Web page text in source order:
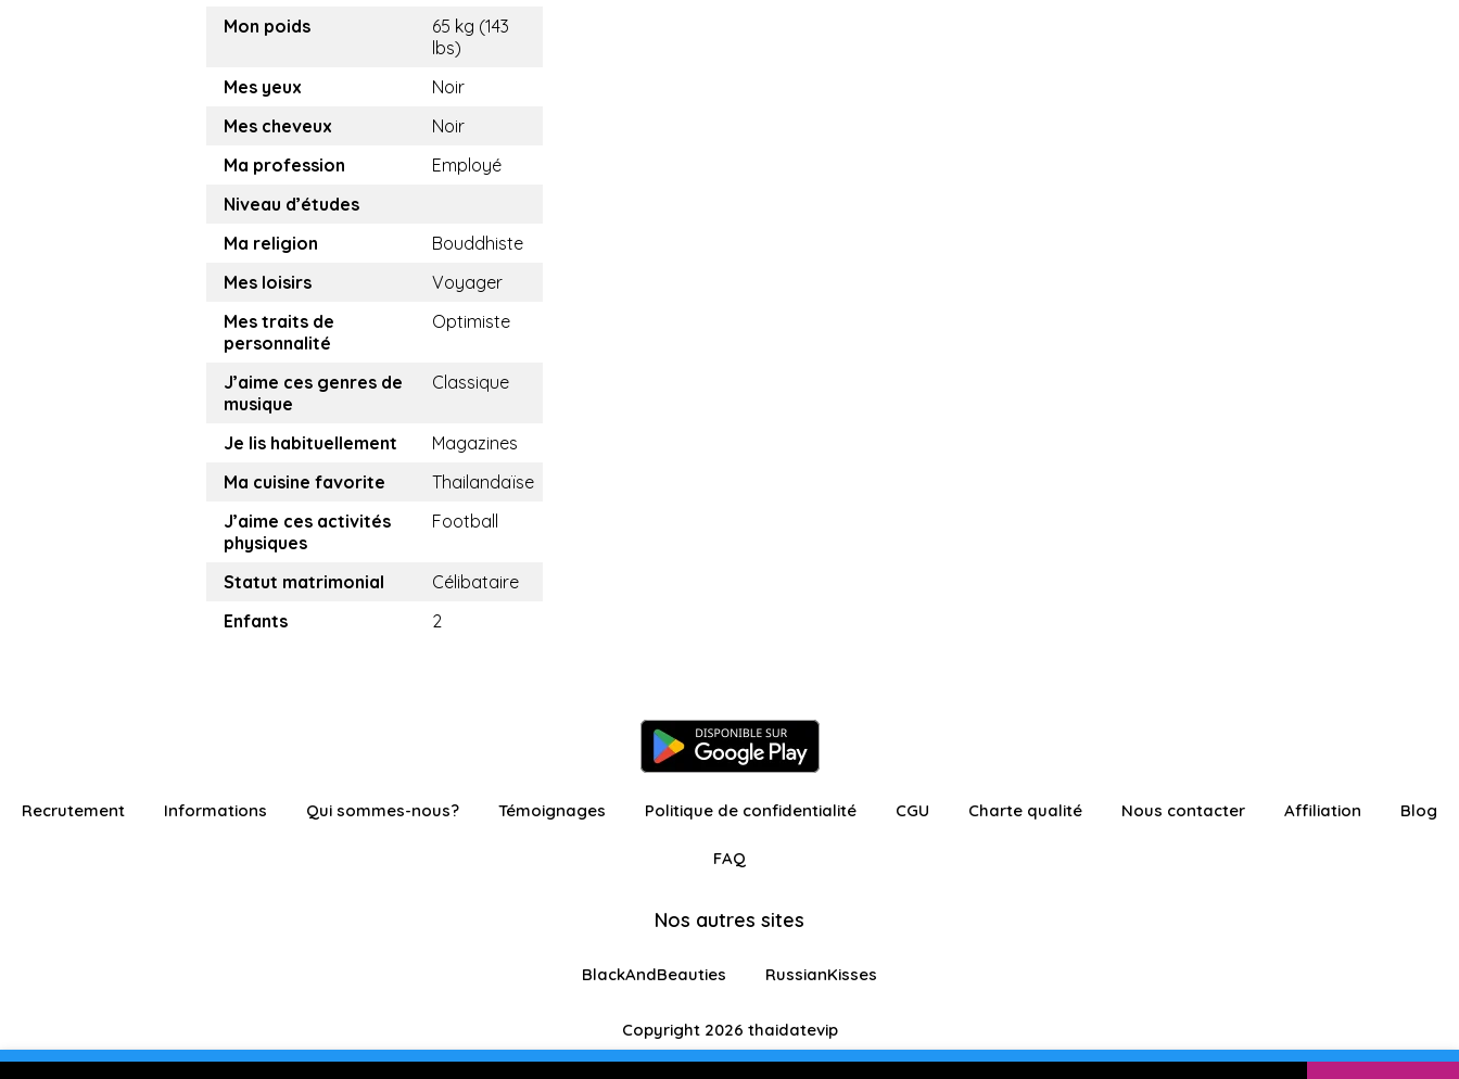
Mon poids
65 kg (143
lbs)
Mes yeux
Noir
Mes cheveux
Noir
Ma profession
Employé
Niveau d’études
Ma religion
Bouddhiste
Mes loisirs
Voyager
Mes traits de
personnalité
Optimiste
J’aime ces genres de
musique
Classique
Je lis habituellement
Magazines
Ma cuisine favorite
Thailandaïse
J’aime ces activités
physiques
Football
Statut matrimonial
Célibataire
Enfants
2
Recrutement Informations Qui sommes-nous? Témoignages Politique de confidentialité CGU Charte qualité Nous contacter Affiliation Blog
FAQ
Nos autres sites
BlackAndBeauties RussianKisses
Copyright 2026 thaidatevip